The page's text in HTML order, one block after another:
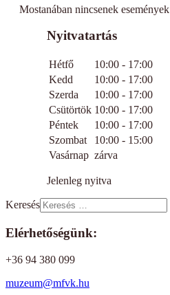
Mostanában nincsenek események
Nyitvatartás
Hétfő
10:00 - 17:00
Kedd
10:00 - 17:00
Szerda
10:00 - 17:00
Csütörtök 10:00 - 17:00
Péntek
10:00 - 17:00
Szombat
10:00 - 15:00
Vasárnap zárva
Jelenleg nyitva
Keresés
Elérhetőségünk:
+36 94 380 099
muzeum@mfvk.hu